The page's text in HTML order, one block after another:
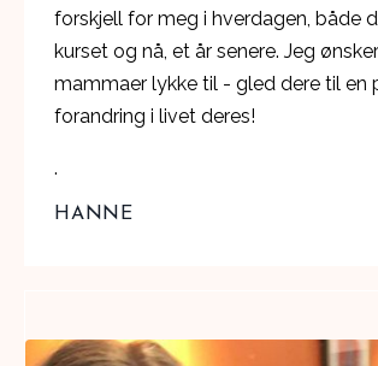
forskjell for meg i hverdagen, både
kurset og nå, et år senere. Jeg
mammaer lykke til - gled dere til en
forandring i livet deres!
.
HANNE